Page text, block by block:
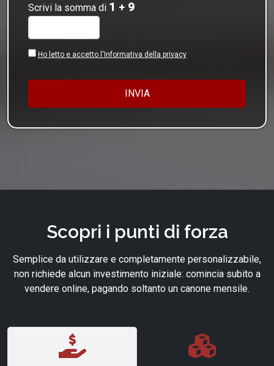
Scrivi la somma di 1 + 9
Ho letto e accetto l'Informativa della privacy
INVIA
Scopri i punti di forza
Semplice da utilizzare e completamente personalizzabile,
non richiede alcun investimento iniziale: comincia subito a
vendere online, pagando soltanto un canone mensile.